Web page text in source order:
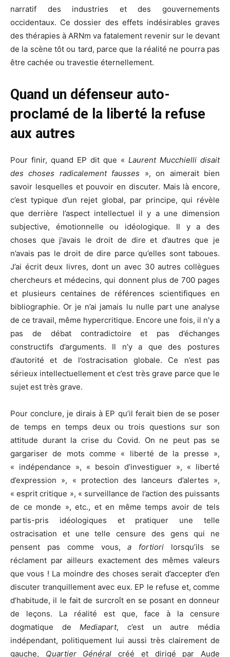
narratif des industries et des gouvernements
occidentaux. Ce dossier des effets indésirables graves
des thérapies à ARNm va fatalement revenir sur le devant
de la scène tôt ou tard, parce que la réalité ne pourra pas
être cachée ou travestie éternellement.
Quand un défenseur auto-
proclamé de la liberté la refuse
aux autres
Pour finir, quand EP dit que « Laurent Mucchielli disait
des choses radicalement fausses », on aimerait bien
savoir lesquelles et pouvoir en discuter. Mais là encore,
c’est typique d’un rejet global, par principe, qui révèle
que derrière l’aspect intellectuel il y a une dimension
subjective, émotionnelle ou idéologique. Il y a des
choses que j’avais le droit de dire et d’autres que je
n’avais pas le droit de dire parce qu’elles sont taboues.
J’ai écrit deux livres, dont un avec 30 autres collègues
chercheurs et médecins, qui donnent plus de 700 pages
et plusieurs centaines de références scientifiques en
bibliographie. Or je n’ai jamais lu nulle part une analyse
de ce travail, même hypercritique. Encore une fois, il n’y a
pas de débat contradictoire et pas d’échanges
constructifs d’arguments. Il n’y a que des postures
d’autorité et de l’ostracisation globale. Ce n’est pas
sérieux intellectuellement et c’est très grave parce que le
sujet est très grave.
Pour conclure, je dirais à EP qu’il ferait bien de se poser
de temps en temps deux ou trois questions sur son
attitude durant la crise du Covid. On ne peut pas se
gargariser de mots comme « liberté de la presse »,
« indépendance », « besoin d’investiguer », « liberté
d’expression », « protection des lanceurs d’alertes »,
« esprit critique », « surveillance de l’action des puissants
de ce monde », etc., et en même temps avoir de tels
partis-pris idéologiques et pratiquer une telle
ostracisation et une telle censure des gens qui ne
pensent pas comme vous,a fortiori lorsqu’ils se
réclament par ailleurs exactement des mêmes valeurs
que vous ! La moindre des choses serait d’accepter d’en
discuter tranquillement avec eux. EP le refuse et, comme
d’habitude, il le fait de surcroît en se posant en donneur
de leçons. La réalité est que, face à la censure
dogmatique deMediapart, c’est un autre média
indépendant, politiquement lui aussi très clairement de
gauche, Quartier Général créé et dirigé par Aude